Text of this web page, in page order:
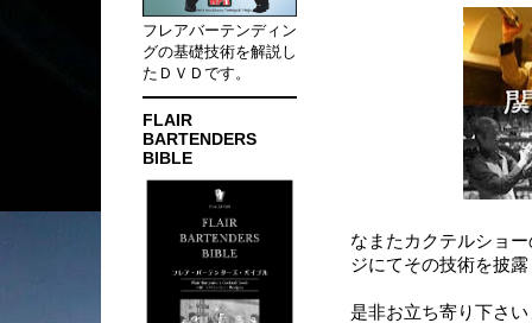
なまたカクテルショ
ジにてその技術を披
是非お立ち寄り下さ
フレアバーテンディン
グの基礎技術を解説し
たＤＶＤです。
FLAIR
BARTENDERS
BIBLE